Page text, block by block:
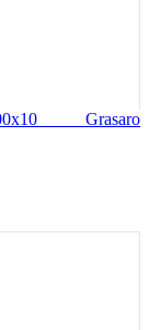
Grasaro